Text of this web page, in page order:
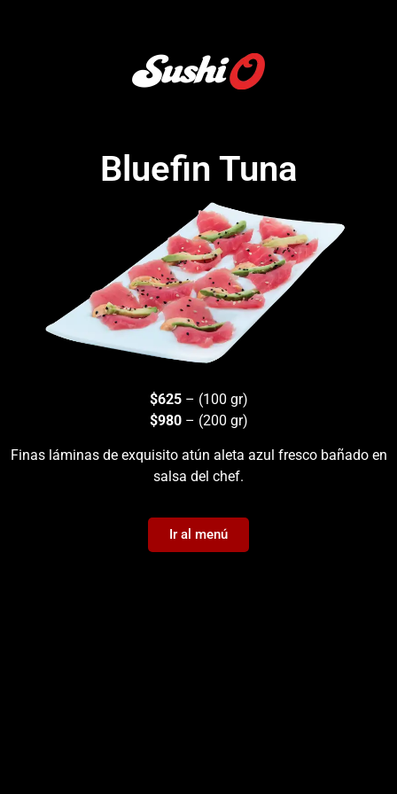
Bluefin Tuna
$625 – (100 gr)
$980 – (200 gr)
Finas láminas de exquisito atún aleta azul fresco bañado en
salsa del chef.
Ir al menú